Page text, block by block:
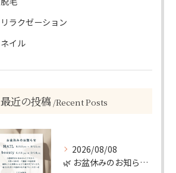
リラクゼーション
ネイル
最近の投稿 Recent Posts
2026/08/08
🌿 お盆休みのお知らせ 🌿